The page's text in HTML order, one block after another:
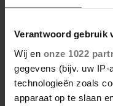
Verantwoord gebruik
Wij en onze 1022
gegevens (bijv. uw IP-
technologieën zoals
apparaat op te slaan
30 april 2023